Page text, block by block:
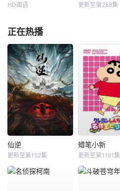
HD国语 更新至第288集
正在热播
仙逆
更新至第152集
蜡笔小新
更新至第1181集